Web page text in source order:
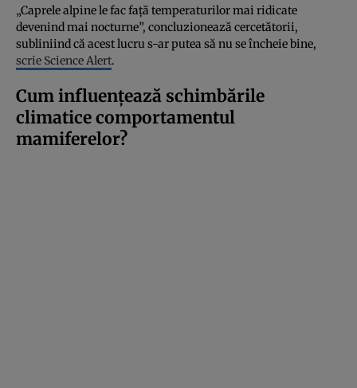
„Caprele alpine le fac față temperaturilor mai ridicate
devenind mai nocturne”, concluzionează cercetătorii,
subliniind că acest lucru s-ar putea să nu se încheie bine,
scrie Science Alert.
Cum influențează schimbările
climatice comportamentul
mamiferelor?